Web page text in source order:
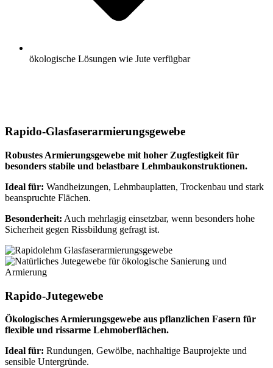
ökologische Lösungen wie Jute verfügbar
Rapido-Glasfaserarmierungsgewebe
Robustes Armierungsgewebe mit hoher Zugfestigkeit für
besonders stabile und belastbare Lehmbaukonstruktionen.
Ideal für: Wandheizungen, Lehmbauplatten, Trockenbau und stark
beanspruchte Flächen.
Besonderheit: Auch mehrlagig einsetzbar, wenn besonders hohe
Sicherheit gegen Rissbildung gefragt ist.
Rapido-Jutegewebe
Ökologisches Armierungsgewebe aus pflanzlichen Fasern für
flexible und rissarme Lehmoberflächen.
Ideal für: Rundungen, Gewölbe, nachhaltige Bauprojekte und
sensible Untergründe.